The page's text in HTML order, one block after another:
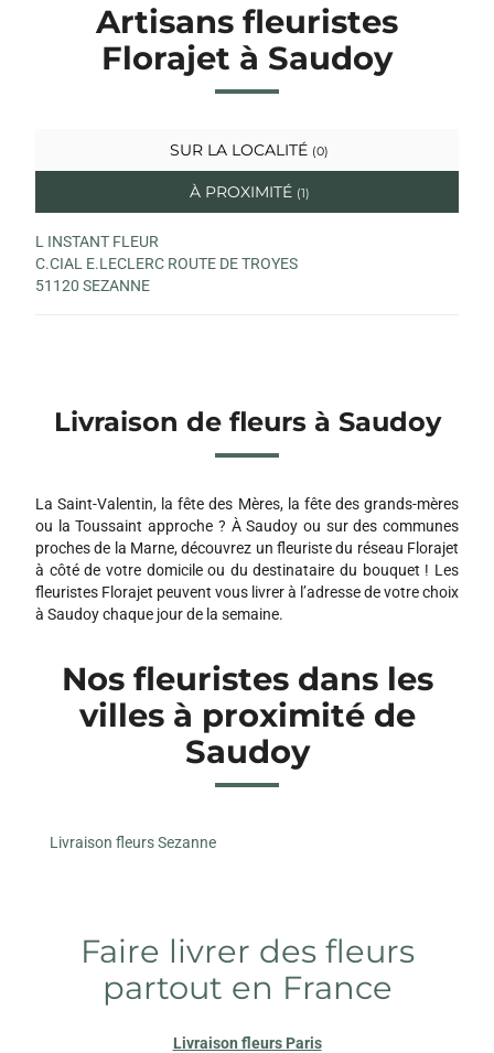
Artisans fleuristes
Florajet à Saudoy
SUR LA LOCALITÉ (0)
À PROXIMITÉ (1)
L INSTANT FLEUR
C.CIAL E.LECLERC ROUTE DE TROYES
51120 SEZANNE
Livraison de fleurs à Saudoy
La Saint-Valentin, la fête des Mères, la fête des grands-mères
ou la Toussaint approche ? À Saudoy ou sur des communes
proches de la Marne, découvrez un fleuriste du réseau Florajet
à côté de votre domicile ou du destinataire du bouquet ! Les
fleuristes Florajet peuvent vous livrer à l’adresse de votre choix
à Saudoy chaque jour de la semaine.
Nos fleuristes dans les
villes à proximité de
Saudoy
Livraison fleurs Sezanne
Faire livrer des fleurs
partout en France
Livraison fleurs Paris